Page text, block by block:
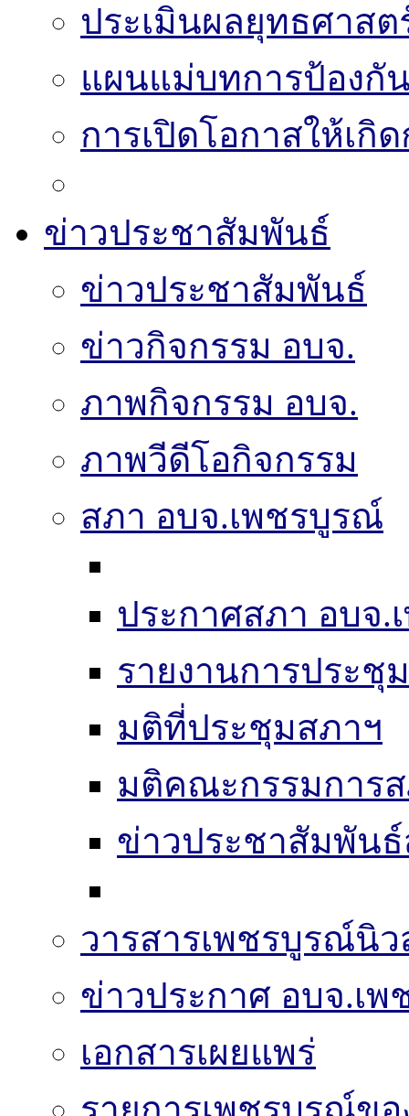
ประเมินผลยุทธศาสต
แผนแม่บทการป้องกั
การเปิดโอกาสให้เกิ
ข่าวประชาสัมพันธ์
ข่าวประชาสัมพันธ์
ข่าวกิจกรรม อบจ.
ภาพกิจกรรม อบจ.
ภาพวีดีโอกิจกรรม
สภา อบจ.เพชรบูรณ์
ประกาศสภา อบจ.
รายงานการประชุ
มติที่ประชุมสภาฯ
มติคณะกรรมการ
ข่าวประชาสัมพัน
วารสารเพชรบูรณ์นิว
ข่าวประกาศ อบจ.เ
เอกสารเผยแพร่